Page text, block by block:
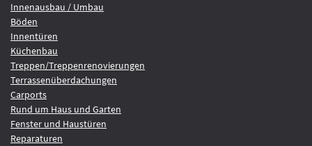
Innenausbau / Umbau
Böden
Innentüren
Küchenbau
Treppen/Treppenrenovierungen
Terrassenüberdachungen
Carports
Rund um Haus und Garten
Fenster und Haustüren
Reparaturen